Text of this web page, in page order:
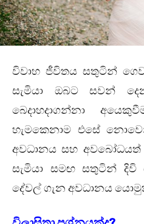
විවාහ ජීවිතය සතුටින්
සැමියා ඔබට සවන්
බෙදාහදාගන්නා
හැමකෙනාම එසේ
අවධානය සහ අවබෝධයත්
සැමියා සමඟ සතුටින්
දේවල් ගැන අවධානය